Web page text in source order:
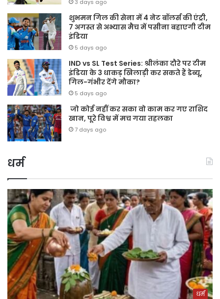
3 days ago
शुभमन गिल की सेना में 4 नेट बॉलर्स की एंट्री,
7 अगस्त से अभ्यास मैच में पसीना बहाएगी टीम
इंडिया
5 days ago
IND vs SL Test Series: श्रीलंका दौरे पर टीम
इंडिया के 3 धाकड़ खिलाड़ी कर सकते हैं डेब्यू,
गिल-गंभीर देंगे मौका?
5 days ago
जो कोई नहीं कर सका वो काम कर गए राशिद
खान, पूरे विश्व में मच गया तहलका
7 days ago
धर्म
धर्म